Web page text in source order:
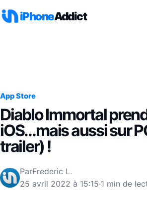
iPhoneAddict
App Store
Diablo Immortal
iOS…mais aussi sur
trailer) !
ParFrederic L.
25 avril 2022 à 15:15·1 min de